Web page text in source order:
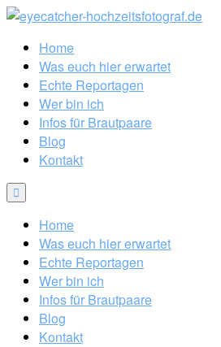
Home
Was euch hier erwartet
Echte Reportagen
Wer bin ich
Infos für Brautpaare
Blog
Kontakt
Home
Was euch hier erwartet
Echte Reportagen
Wer bin ich
Infos für Brautpaare
Blog
Kontakt